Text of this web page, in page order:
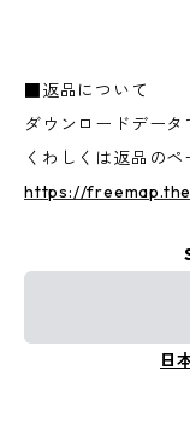
■返品について
ダウンロードデータ
くわしくは返品のペ
https://
日